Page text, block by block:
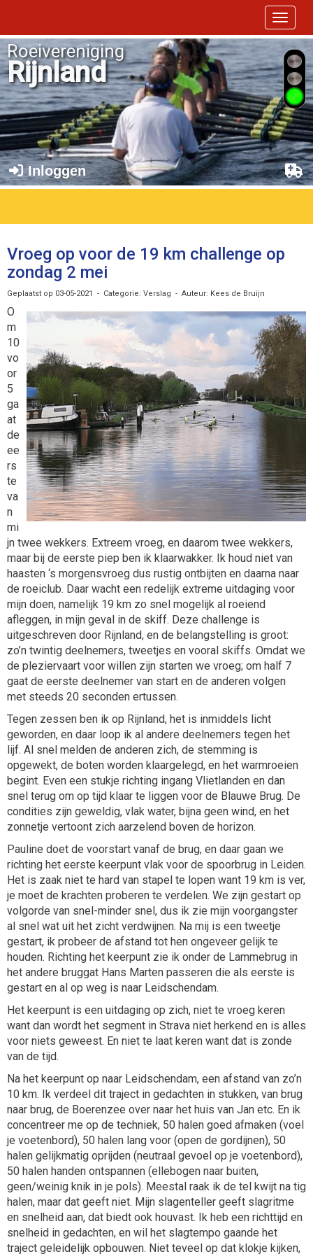
Toggle
Roeivereniging
Rijnland
Inloggen
Vroeg op voor de 19 km challenge op
zondag 2 mei
Geplaatst op 03-05-2021 - Categorie: Verslag - Auteur: Kees de Bruijn
O
m
10
vo
or
5
ga
at
de
ee
rs
te
va
n
mi
jn twee wekkers. Extreem vroeg, en daarom twee wekkers,
maar bij de eerste piep ben ik klaarwakker. Ik houd niet van
haasten ‘s morgensvroeg dus rustig ontbijten en daarna naar
de roeiclub. Daar wacht een redelijk extreme uitdaging voor
mijn doen, namelijk 19 km zo snel mogelijk al roeiend
afleggen, in mijn geval in de skiff. Deze challenge is
uitgeschreven door Rijnland, en de belangstelling is groot:
zo’n twintig deelnemers, tweetjes en vooral skiffs. Omdat we
de pleziervaart voor willen zijn starten we vroeg; om half 7
gaat de eerste deelnemer van start en de anderen volgen
met steeds 20 seconden ertussen.
Tegen zessen ben ik op Rijnland, het is inmiddels licht
geworden, en daar loop ik al andere deelnemers tegen het
lijf. Al snel melden de anderen zich, de stemming is
opgewekt, de boten worden klaargelegd, en het warmroeien
begint. Even een stukje richting ingang Vlietlanden en dan
snel terug om op tijd klaar te liggen voor de Blauwe Brug. De
condities zijn geweldig, vlak water, bijna geen wind, en het
zonnetje vertoont zich aarzelend boven de horizon.
Pauline doet de voorstart vanaf de brug, en daar gaan we
richting het eerste keerpunt vlak voor de spoorbrug in Leiden.
Het is zaak niet te hard van stapel te lopen want 19 km is ver,
je moet de krachten proberen te verdelen. We zijn gestart op
volgorde van snel-minder snel, dus ik zie mijn voorgangster
al snel wat uit het zicht verdwijnen. Na mij is een tweetje
gestart, ik probeer de afstand tot hen ongeveer gelijk te
houden. Richting het keerpunt zie ik onder de Lammebrug in
het andere bruggat Hans Marten passeren die als eerste is
gestart en al op weg is naar Leidschendam.
Het keerpunt is een uitdaging op zich, niet te vroeg keren
want dan wordt het segment in Strava niet herkend en is alles
voor niets geweest. En niet te laat keren want dat is zonde
van de tijd.
Na het keerpunt op naar Leidschendam, een afstand van zo’n
10 km. Ik verdeel dit traject in gedachten in stukken, van brug
naar brug, de Boerenzee over naar het huis van Jan etc. En ik
concentreer me op de techniek, 50 halen goed afmaken (voel
je voetenbord), 50 halen lang voor (open de gordijnen), 50
halen gelijkmatig oprijden (neutraal gevoel op je voetenbord),
50 halen handen ontspannen (ellebogen naar buiten,
geen/weinig knik in je pols). Meestal raak ik de tel kwijt na tig
halen, maar dat geeft niet. Mijn slagenteller geeft slagritme
en snelheid aan, dat biedt ook houvast. Ik heb een richttijd en
snelheid in gedachten, en wil het slagtempo gaande het
traject geleidelijk opbouwen. Niet teveel op dat klokje kijken,